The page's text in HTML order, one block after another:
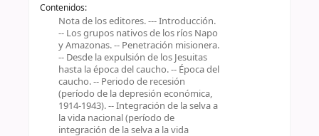
Contenidos:
Nota de los editores. --- Introducción.
-- Los grupos nativos de los ríos Napo
y Amazonas. -- Penetración misionera.
-- Desde la expulsión de los Jesuitas
hasta la época del caucho. -- Época del
caucho. -- Periodo de recesión
(período de la depresión económica,
1914-1943). -- Integración de la selva a
la vida nacional (período de
integración de la selva a la vida